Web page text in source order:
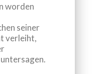
worden
seiner
verleiht,